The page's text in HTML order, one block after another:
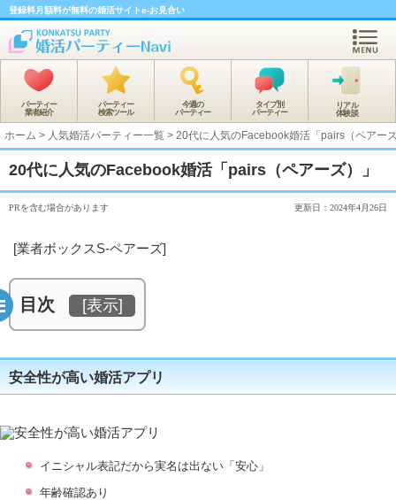
登録料月額料が無料の婚活サイトe-お見合い
パーティー
業者紹介
パーティー
検索ツール
今週の
パーティー
タイプ別
パーティー
リアル
体験談
ホーム > 人気婚活パーティー一覧 > 20代に人気のFacebook婚活「pairs（ペアー
20代に人気のFacebook婚活「pairs（ペアーズ）」
PRを含む場合があります 更新日：2024年4月26日
[業者ボックスS-ペアーズ]
目次 [表示]
安全性が高い婚活アプリ
イニシャル表記だから実名は出ない「安心」
年齢確認あり